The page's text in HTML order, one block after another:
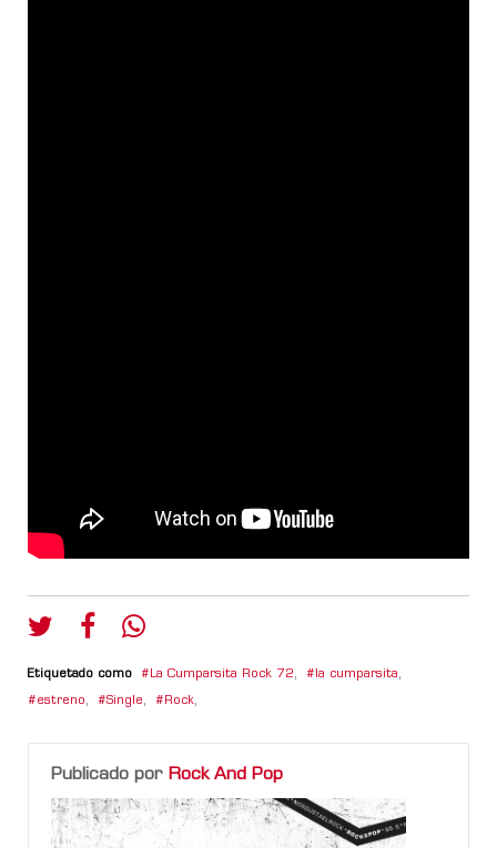
Etiquetado como La Cumparsita Rock 72, la cumparsita,
estreno, Single, Rock,
Publicado por Rock And Pop